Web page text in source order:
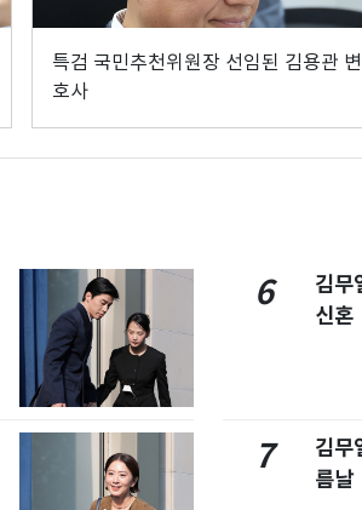
특검 국민추천위원장 선임된 김용관 변
호사
6
김무
신혼
7
김무
름날